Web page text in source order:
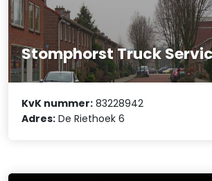
Stomphorst Truck
KvK nummer: 83228942
Adres: De Riethoek 6